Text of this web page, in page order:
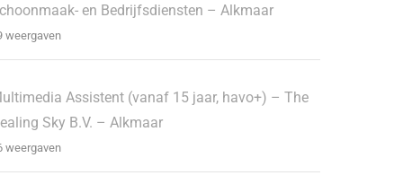
en Bedrijfsdiensten – Alkmaar
weergaven
Assistent (vanaf 15 jaar, havo+) – The
Sky B.V. – Alkmaar
weergaven